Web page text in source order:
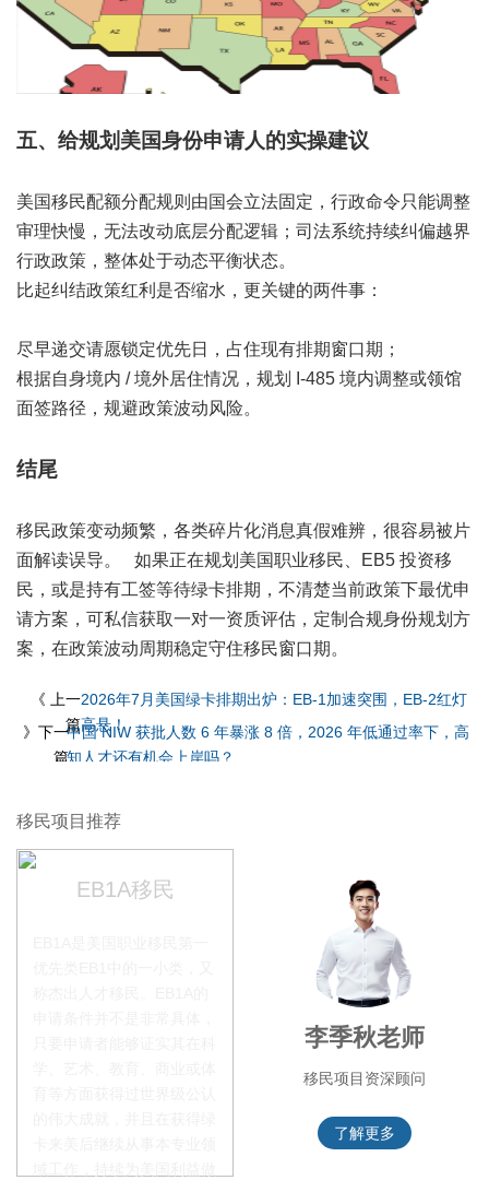
五、给规划美国身份申请人的实操建议
美国移民配额分配规则由国会立法固定，行政命令只能调整
审理快慢，无法改动底层分配逻辑；司法系统持续纠偏越界
行政政策，整体处于动态平衡状态。
比起纠结政策红利是否缩水，更关键的两件事：
尽早递交请愿锁定优先日，占住现有排期窗口期；
根据自身境内 / 境外居住情况，规划 I-485 境内调整或领馆
面签路径，规避政策波动风险。
结尾
移民政策变动频繁，各类碎片化消息真假难辨，很容易被片
面解读误导。 如果正在规划美国职业移民、EB5 投资移
民，或是持有工签等待绿卡排期，不清楚当前政策下最优申
请方案，可私信获取一对一资质评估，定制合规身份规划方
案，在政策波动周期稳定守住移民窗口期。
《 上一
篇
2026年7月美国绿卡排期出炉：EB-1加速突围，EB-2红灯
高悬！
》下一
篇
中国 NIW 获批人数 6 年暴涨 8 倍，2026 年低通过率下，高
知人才还有机会上岸吗？
移民项目推荐
EB1A移民
李季秋老师
移民项目资深顾问
了解更多